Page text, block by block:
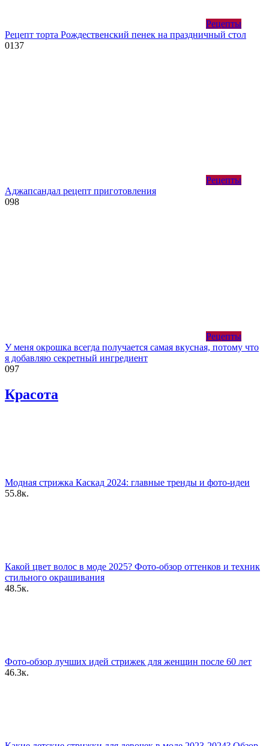
Рецепты
Рецепт торта Рождественский пенек на праздничный стол
0137
Рецепты
Аджапсандал рецепт приготовления
098
Рецепты
У меня окрошка всегда получается самая вкусная, потому что
я добавляю секретный ингредиент
097
Красота
Модная стрижка Каскад 2024: главные тренды и фото-идеи
55.8к.
Какой цвет волос в моде 2025? Фото-обзор оттенков и техник
стильного окрашивания
48.5к.
Фото-обзор лучших идей стрижек для женщин после 60 лет
46.3к.